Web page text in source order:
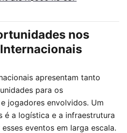
nos
apresentam tanto
para os
jogadores envolvidos. Um
é a logística e a infraestrutura
eventos em larga escala.